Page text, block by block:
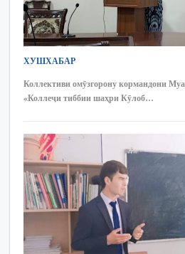
ХУШХАБАР
Коллективи омӯзгорону кормандони
«Коллеҷи тиббии шаҳри Кӯлоб…